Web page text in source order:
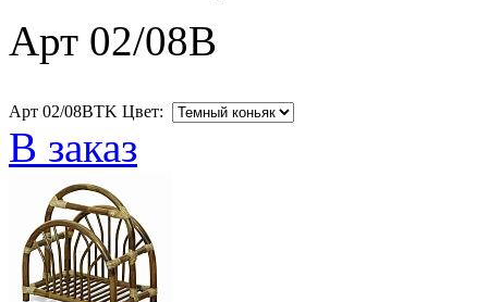
Арт 02/08B
Арт 02/08BTK Цвет:
В заказ